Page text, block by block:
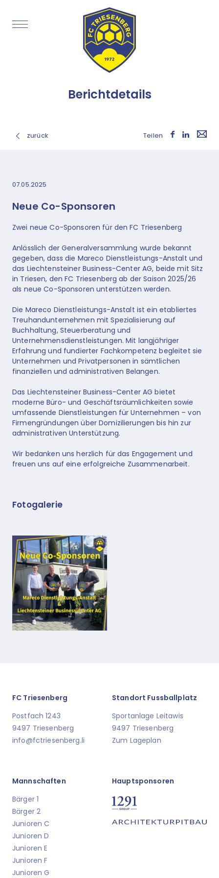
Berichtdetails
zurück Teilen
07.05.2025
Neue Co-Sponsoren
Zwei neue Co-Sponsoren für den FC Triesenberg
Anlässlich der Generalversammlung wurde bekannt
gegeben, dass die Mareco Dienstleistungs-Anstalt und
das Liechtensteiner Business-Center AG, beide mit Sitz
in Triesen, den FC Triesenberg ab der Saison 2025/26
als neue Co-Sponsoren unterstützen werden.
Die Mareco Dienstleistungs-Anstalt ist ein etabliertes
Treuhandunternehmen mit Spezialisierung auf
Buchhaltung, Steuerberatung und
Unternehmensdienstleistungen. Mit langjähriger
Erfahrung und fundierter Fachkompetenz begleitet sie
Unternehmen und Privatpersonen in sämtlichen
finanziellen und administrativen Belangen.
Das Liechtensteiner Business-Center AG bietet
moderne Büro- und Geschäftsräumlichkeiten sowie
umfassende Dienstleistungen für Unternehmen – von
Firmengründungen über Domizilierungen bis hin zur
administrativen Unterstützung.
Wir bedanken uns herzlich für das Engagement und
freuen uns auf eine erfolgreiche Zusammenarbeit.
Fotogalerie
FC Triesenberg
Postfach 1243
9497 Triesenberg
info@fctriesenberg.li
Standort Fussballplatz
Sportanlage Leitawis
9497 Triesenberg
Zum Lageplan
Mannschaften
Bärger 1
Bärger 2
Junioren C
Junioren D
Junioren E
Junioren F
Junioren G
Hauptsponsoren